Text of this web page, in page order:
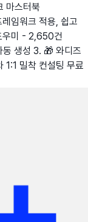
마스터북
임워크 적용, 쉽고
우미 - 2,650건
동 생성 3. 🎁 와디즈
1:1 밀착 컨설팅 무료